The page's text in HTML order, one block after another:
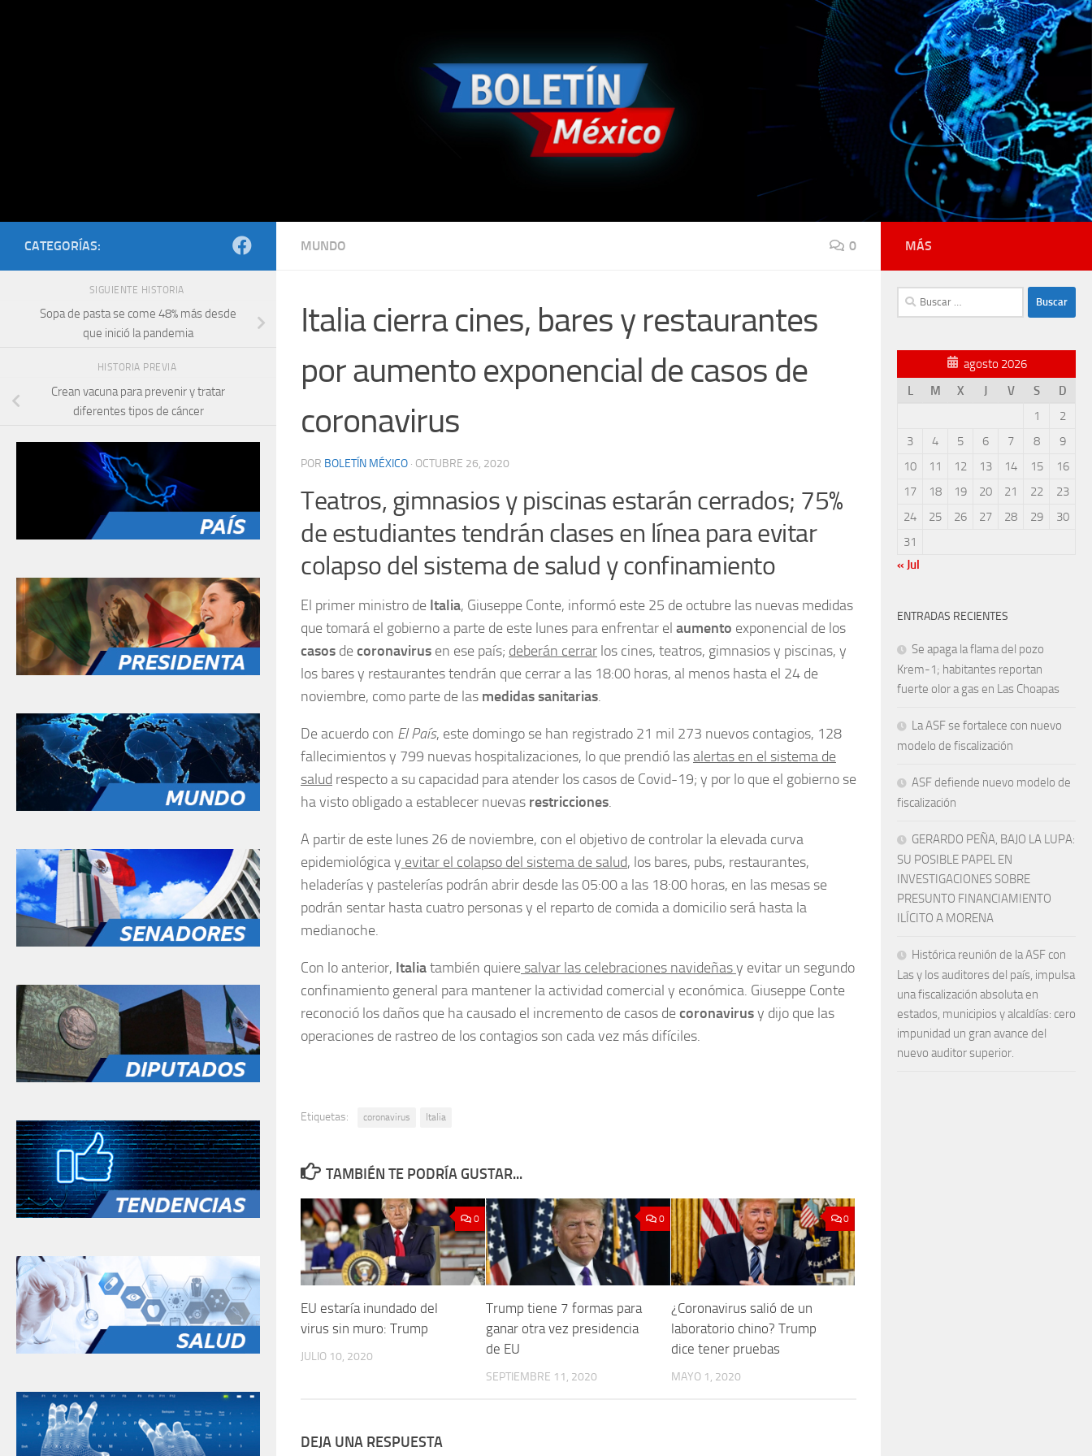
MUNDO 0
Italia cierra cines, bares y restaurantes
por aumento exponencial de casos de
coronavirus
POR BOLETÍN MÉXICO · OCTUBRE 26, 2020
Teatros, gimnasios y piscinas estarán cerrados; 75%
de estudiantes tendrán clases en línea para evitar
colapso del sistema de salud y confinamiento
El primer ministro de Italia, Giuseppe Conte, informó este 25 de octubre las nuevas medidas
que tomará el gobierno a parte de este lunes para enfrentar el aumento exponencial de los
casos decoronavirus en ese país; deberán cerrar los cines, teatros, gimnasios y piscinas, y
los bares y restaurantes tendrán que cerrar a las 18:00 horas, al menos hasta el 24 de
noviembre, como parte de las medidas sanitarias.
De acuerdo con El País, este domingo se han registrado 21 mil 273 nuevos contagios, 128
fallecimientos y 799 nuevas hospitalizaciones, lo que prendió lasalertas en el sistema de
salud respecto a su capacidad para atender los casos de Covid-19; y por lo que el gobierno se
ha visto obligado a establecer nuevas restricciones.
A partir de este lunes 26 de noviembre, con el objetivo de controlar la elevada curva
epidemiológica y evitar el colapso del sistema de salud, los bares, pubs, restaurantes,
heladerías y pastelerías podrán abrir desde las 05:00 a las 18:00 horas, en las mesas se
podrán sentar hasta cuatro personas y el reparto de comida a domicilio será hasta la
medianoche.
Con lo anterior, Italiatambién quiere salvar las celebraciones navideñasy evitar un segundo
confinamiento general para mantener la actividad comercial y económica. Giuseppe Conte
reconoció los daños que ha causado el incremento de casos decoronavirusy dijo que las
operaciones de rastreo de los contagios son cada vez más difíciles.
Etiquetas: coronavirus Italia
TAMBIÉN TE PODRÍA GUSTAR...
0
EU estaría inundado del
virus sin muro: Trump
JULIO 10, 2020
0
Trump tiene 7 formas para
ganar otra vez presidencia
de EU
SEPTIEMBRE 11, 2020
0
¿Coronavirus salió de un
laboratorio chino? Trump
dice tener pruebas
MAYO 1, 2020
DEJA UNA RESPUESTA
CATEGORÍAS:
SIGUIENTE HISTORIA
Sopa de pasta se come 48% más desde
que inició la pandemia
HISTORIA PREVIA
Crean vacuna para prevenir y tratar
diferentes tipos de cáncer
MÁS
Buscar:
agosto 2026
L
M X J V S
D
1
2
3
4 5 6 7 8
9
10
11 12 13 14 15
16
17
18 19 20 21 22
23
24
25 26 27 28 29
30
31
« Jul
ENTRADAS RECIENTES
Se apaga la flama del pozo
Krem-1; habitantes reportan
fuerte olor a gas en Las Choapas
La ASF se fortalece con nuevo
modelo de fiscalización
ASF defiende nuevo modelo de
fiscalización
GERARDO PEÑA, BAJO LA LUPA:
SU POSIBLE PAPEL EN
INVESTIGACIONES SOBRE
PRESUNTO FINANCIAMIENTO
ILÍCITO A MORENA
Histórica reunión de la ASF con
Las y los auditores del país, impulsa
una fiscalización absoluta en
estados, municipios y alcaldías: cero
impunidad un gran avance del
nuevo auditor superior.